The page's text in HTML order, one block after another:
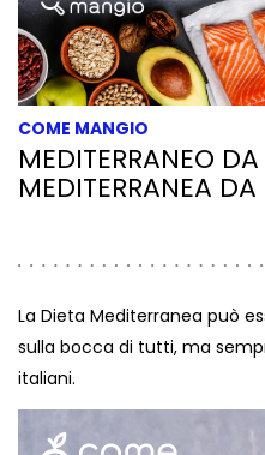
COME MANGIO
MEDITERRANEO
MEDITERRANEA
La Dieta Mediterranea può
sulla bocca di tutti, ma
italiani.